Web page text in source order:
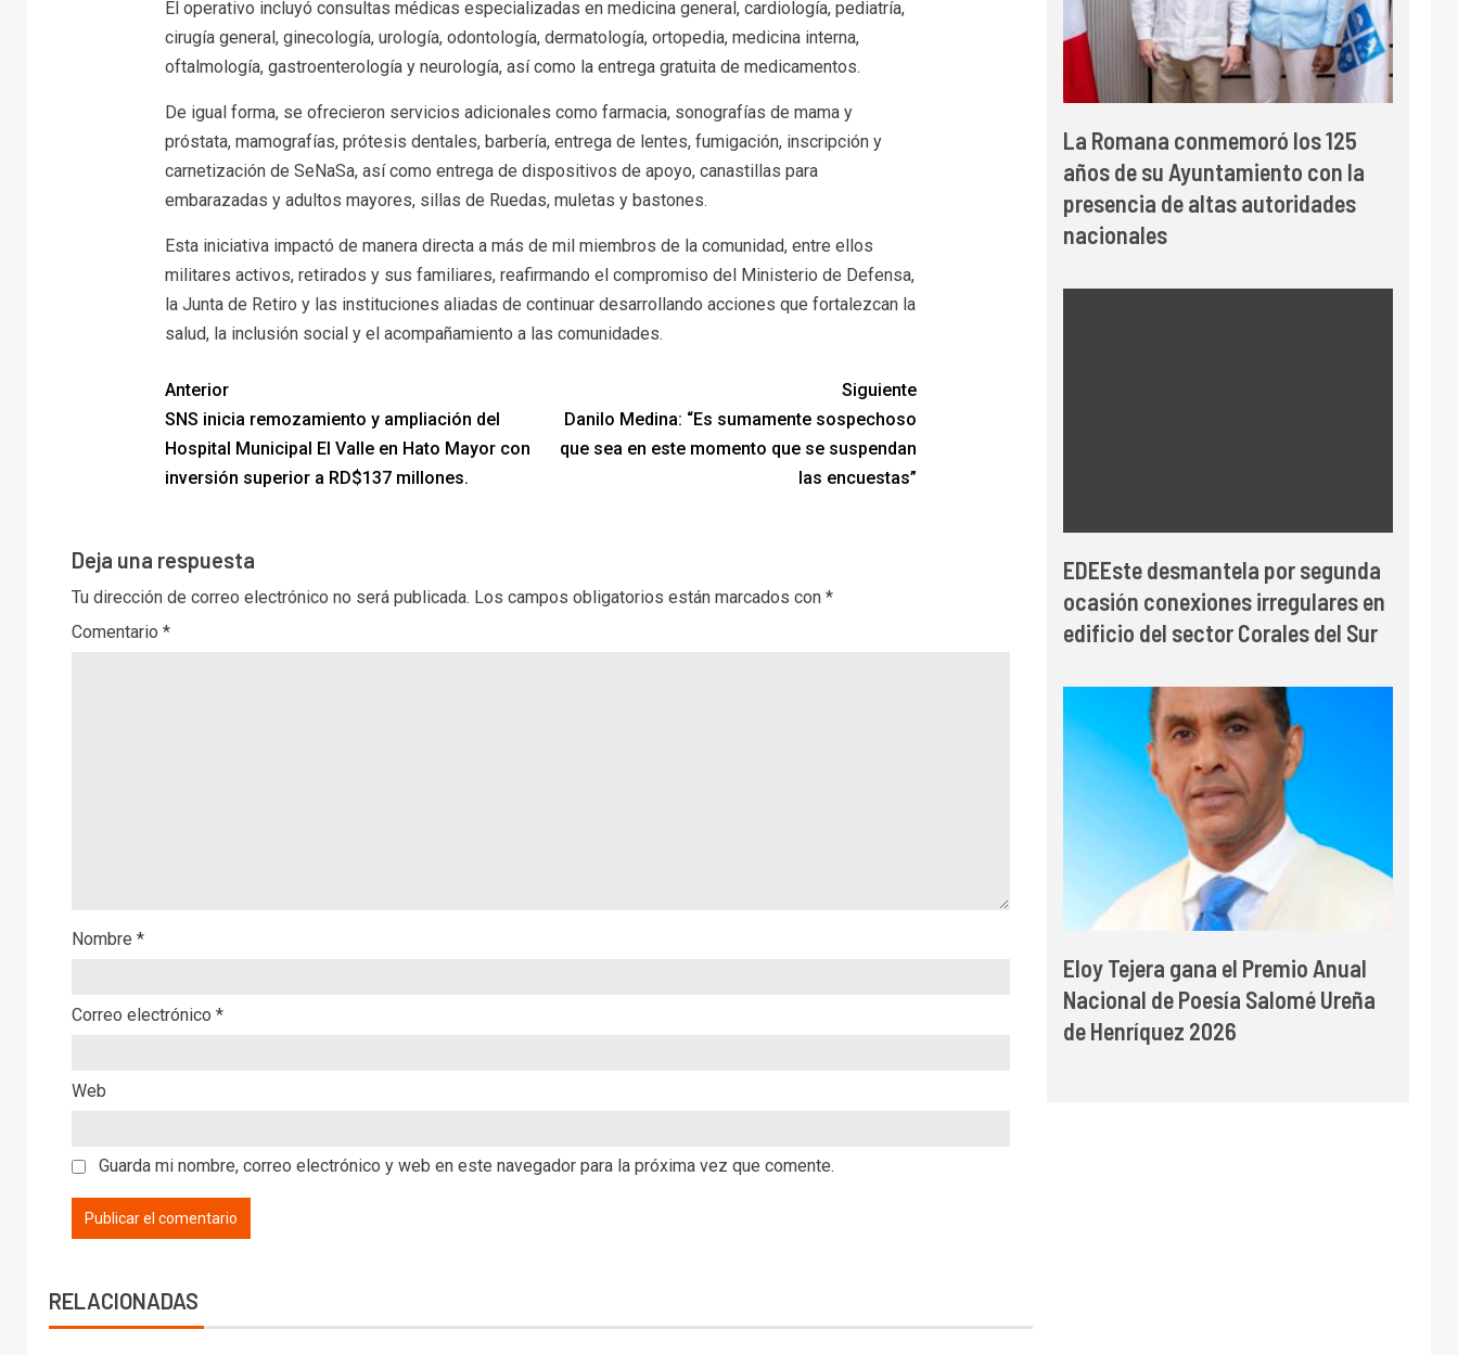
El operativo incluyó consultas médicas especializadas en medicina general, cardiología, pediatría,
cirugía general, ginecología, urología, odontología, dermatología, ortopedia, medicina interna,
oftalmología, gastroenterología y neurología, así como la entrega gratuita de medicamentos.
De igual forma, se ofrecieron servicios adicionales como farmacia, sonografías de mama y
próstata, mamografías, prótesis dentales, barbería, entrega de lentes, fumigación, inscripción y
carnetización de SeNaSa, así como entrega de dispositivos de apoyo, canastillas para
embarazadas y adultos mayores, sillas de Ruedas, muletas y bastones.
Esta iniciativa impactó de manera directa a más de mil miembros de la comunidad, entre ellos
militares activos, retirados y sus familiares, reafirmando el compromiso del Ministerio de Defensa,
la Junta de Retiro y las instituciones aliadas de continuar desarrollando acciones que fortalezcan la
salud, la inclusión social y el acompañamiento a las comunidades.
Anterior
SNS inicia remozamiento y ampliación del
Hospital Municipal El Valle en Hato Mayor con
inversión superior a RD$137 millones.
Siguiente
Danilo Medina: “Es sumamente sospechoso
que sea en este momento que se suspendan
las encuestas”
Deja una respuesta
Tu dirección de correo electrónico no será publicada. Los campos obligatorios están marcados con *
Comentario *
Nombre *
Correo electrónico *
Web
Guarda mi nombre, correo electrónico y web en este navegador para la próxima vez que comente.
RELACIONADAS
La Romana conmemoró los 125
años de su Ayuntamiento con la
presencia de altas autoridades
nacionales
EDEEste desmantela por segunda
ocasión conexiones irregulares en
edificio del sector Corales del Sur
Eloy Tejera gana el Premio Anual
Nacional de Poesía Salomé Ureña
de Henríquez 2026